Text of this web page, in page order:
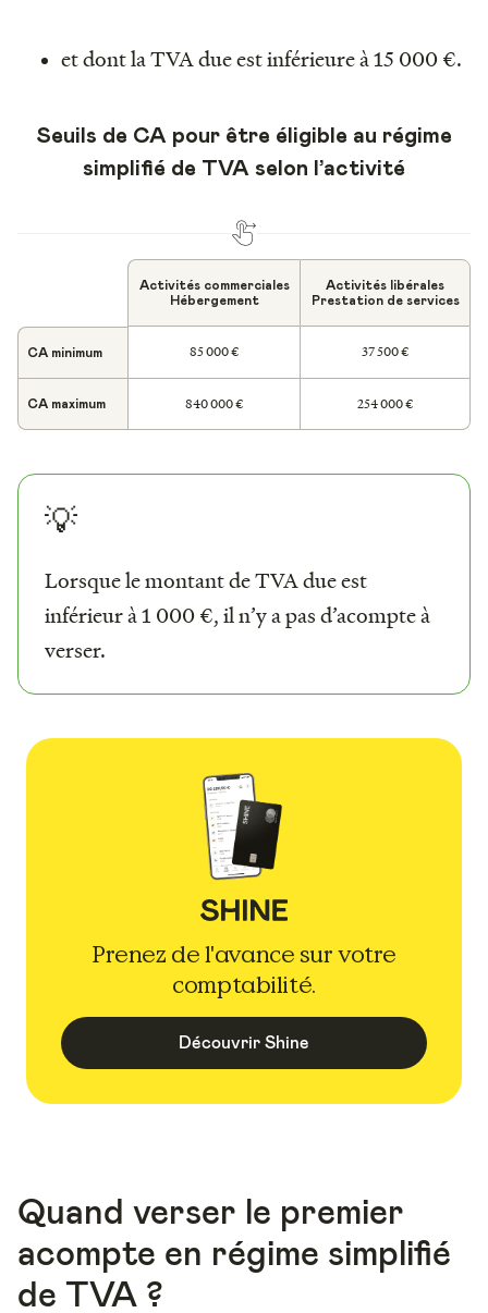
et dont la TVA due est inférieure à 15 000 €.
Seuils de CA pour être éligible au régime
simplifié de TVA selon l’activité
Activités commerciales
Hébergement
Activités libérales
Prestation de services
CA minimum 85 000 € 37 500 €
CA maximum 840 000 € 254 000 €
💡
Lorsque le montant de TVA due est
inférieur à 1 000 €, il n’y a pas d’acompte à
verser.
Prenez de l'avance sur votre
comptabilité.
Découvrir Shine
Quand verser le premier
acompte en régime simplifié
de TVA ?